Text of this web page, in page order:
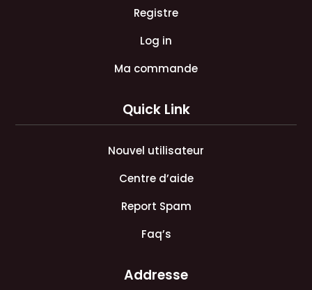
Registre
Log in
Ma commande
Quick Link
Nouvel utilisateur
Centre d’aide
Report Spam
Faq’s
Addresse